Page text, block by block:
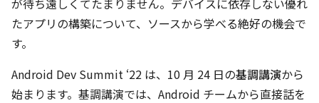
が待ち遠しくてたまりません。デバイスに依存しない優れ
たアプリの構築について、ソースから学べる絶好の機会で
す。
Android Dev Summit ‘22 は、10 月 24 日の基調講演から
始まります。基調講演では、Android チームから直接話を